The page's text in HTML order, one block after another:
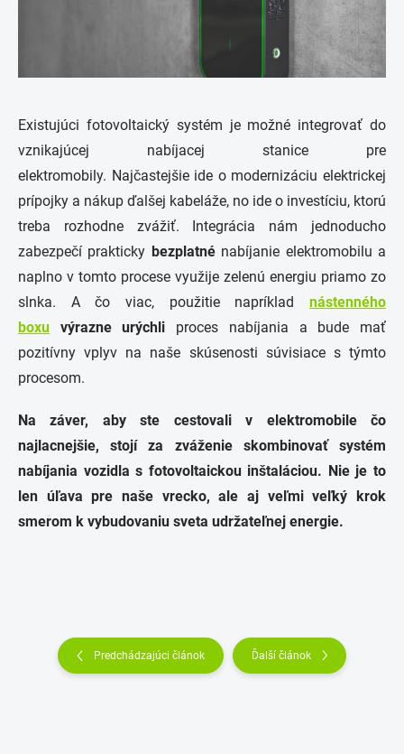
Existujúci fotovoltaický systém je možné integrovať do
vznikajúcej nabíjacej stanice pre
elektromobily. Najčastejšie ide o modernizáciu elektrickej
prípojky a nákup ďalšej kabeláže, no ide o investíciu, ktorú
treba rozhodne zvážiť. Integrácia nám jednoducho
zabezpečí prakticky bezplatné nabíjanie elektromobilu a
naplno v tomto procese využije zelenú energiu priamo zo
slnka. A čo viac, použitie napríklad nástenného
boxu
výrazne urýchli
proces nabíjania a bude mať
pozitívny vplyv na naše skúsenosti súvisiace s týmto
procesom.
Na záver, aby ste cestovali v elektromobile čo
najlacnejšie, stojí za zváženie skombinovať systém
nabíjania vozidla s fotovoltaickou inštaláciou. Nie je to
len úľava pre naše vrecko, ale aj veľmi veľký krok
smerom k vybudovaniu sveta udržateľnej energie.
Predchádzajúci článok Ďalší článok